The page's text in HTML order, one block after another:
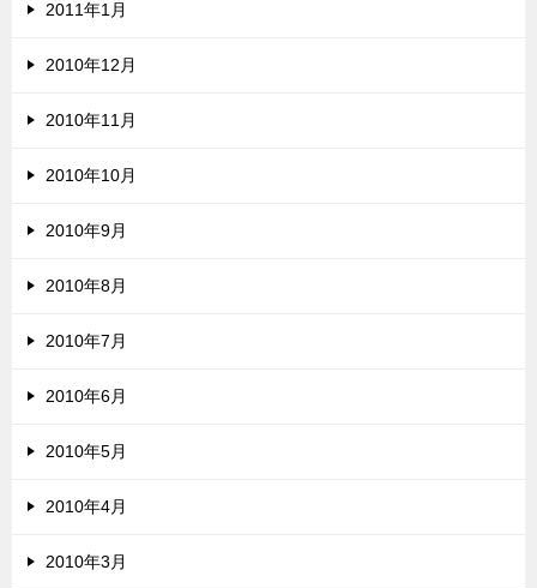
2011年1月
2010年12月
2010年11月
2010年10月
2010年9月
2010年8月
2010年7月
2010年6月
2010年5月
2010年4月
2010年3月